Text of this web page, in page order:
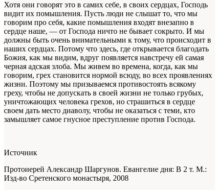
Хотя они говорят это в самих себе, в своих сердцах, Господь
видит их помышления. Пусть люди не слышат то, что мы
говорим про себя, какие помышления входят внезапно в
сердце наше, — от Господа ничто не бывает сокрыто. И мы
должны быть очень внимательными к тому, что происходит в
наших сердцах. Потому что здесь, где открывается благодать
Божия, как мы видим, вдруг появляется навстречу ей самая
черная адская злоба. Мы живем во времена, когда, как мы
говорим, грех становится нормой всюду, во всех проявлениях
жизни. Поэтому мы призываемся противостоять всякому
греху, чтобы не допускать в своей жизни не только грубых,
уничтожающих человека грехов, но страшиться в сердце
своем дать место диаволу, чтобы не оказаться с теми, кто
замышляет самое гнусное преступление против Господа.
Источник
Протоиерей Александр Шаргунов. Евангелие дня: В 2 т. М.:
Изд-во Сретенского монастыря, 2008